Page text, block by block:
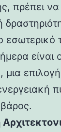
πρέπει
εσωτερικό
είναι
μια